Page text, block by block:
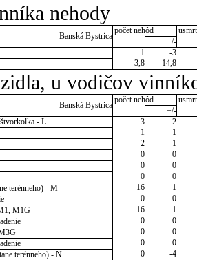
nehody
Banská Bystrica
počet nehôd
+/-
1
-3
3,8 14,8
u vodičov
Banská Bystrica
počet nehôd
+/-
- L
3
2
1
1
2
1
0
0
0
0
0
0
terénneho) - M
16
1
0
0
M1G
16
1
0
0
0
0
0
0
terénneho) - N
0
-4